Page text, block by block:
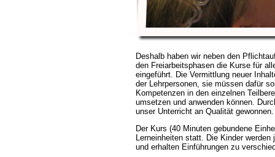
Deshalb haben wir neben den
den Freiarbeitsphasen die Kurse für
eingeführt. Die Vermittlung neuer
der Lehrpersonen, sie müssen dafür
Kompetenzen in den einzelnen
umsetzen und anwenden können.
unser Unterricht an Qualität gewonnen.
Der Kurs (40 Minuten gebundene
Lerneinheiten statt. Die Kinder
und erhalten Einführungen zu